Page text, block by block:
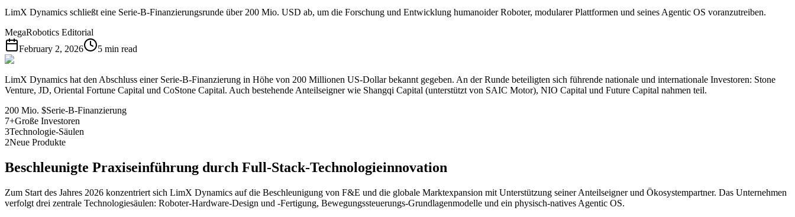
LimX Dynamics schließt eine Serie-B-Finanzierungsrunde über 200 Mio. USD ab, um die Forschung und Entwicklung humanoider Roboter, modularer Plattformen und seines Agentic OS voranzutreiben.
MegaRobotics Editorial
February 2, 2026
5 min read
LimX Dynamics hat den Abschluss einer Serie-B-Finanzierung in Höhe von 200 Millionen US-Dollar bekannt gegeben. An der Runde beteiligten sich führende nationale und internationale Investoren: Stone
Venture, JD, Oriental Fortune Capital und CoStone Capital. Auch bestehende Anteilseigner wie Shangqi Capital (unterstützt von SAIC Motor), NIO Capital und Future Capital nahmen teil.
200 Mio. $Serie-B-Finanzierung
7+Große Investoren
3Technologie-Säulen
2Neue Produkte
Beschleunigte Praxiseinführung durch Full-Stack-Technologieinnovation
Zum Start des Jahres 2026 konzentriert sich LimX Dynamics auf die Beschleunigung von F&E und die globale Marktexpansion mit Unterstützung seiner Anteilseigner und Ökosystempartner. Das Unternehmen
verfolgt drei zentrale Technologiesäulen: Roboter-Hardware-Design und -Fertigung, Bewegungssteuerungs-Grundlagenmodelle und ein physisch-natives Agentic OS.